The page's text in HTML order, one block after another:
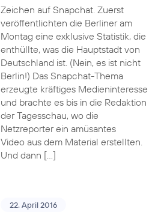
Zeichen auf Snapchat. Zuerst
veröffentlichten die Berliner am
Montag eine exklusive Statistik, die
enthüllte, was die Hauptstadt von
Deutschland ist. (Nein, es ist nicht
Berlin!) Das Snapchat-Thema
erzeugte kräftiges Medieninteresse
und brachte es bis in die Redaktion
der Tagesschau, wo die
Netzreporter ein amüsantes
Video aus dem Material erstellten.
Und dann […]
22. April 2016